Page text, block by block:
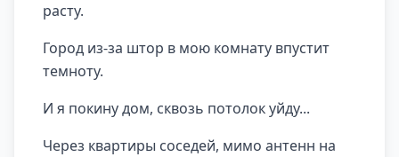
расту.
Город из-за штор в мою комнату впустит
темноту.
И я покину дом, сквозь потолок уйду...
Через квартиры соседей, мимо антенн на